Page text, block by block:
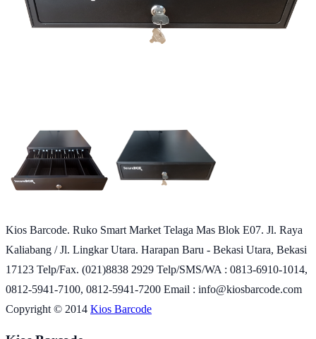
Kios Barcode. Ruko Smart Market Telaga Mas Blok E07. Jl. Raya
Kaliabang / Jl. Lingkar Utara. Harapan Baru - Bekasi Utara, Bekasi
17123 Telp/Fax. (021)8838 2929 Telp/SMS/WA : 0813-6910-1014,
0812-5941-7100, 0812-5941-7200 Email : info@kiosbarcode.com
Copyright © 2014 Kios Barcode